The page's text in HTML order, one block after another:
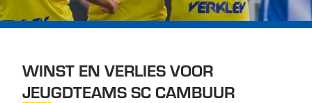
WINST EN VERLIES VOOR
JEUGDTEAMS SC CAMBUUR